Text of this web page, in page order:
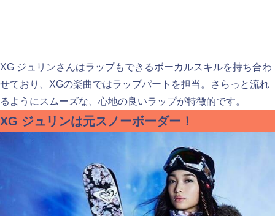
XG ジュリンさんはラップもできるボーカルスキルを持ち合わ
せており、XGの楽曲ではラップパートを担当。さらっと流れ
るようにスムーズな、心地の良いラップが特徴的です。
XG ジュリンは元スノーボーダー！